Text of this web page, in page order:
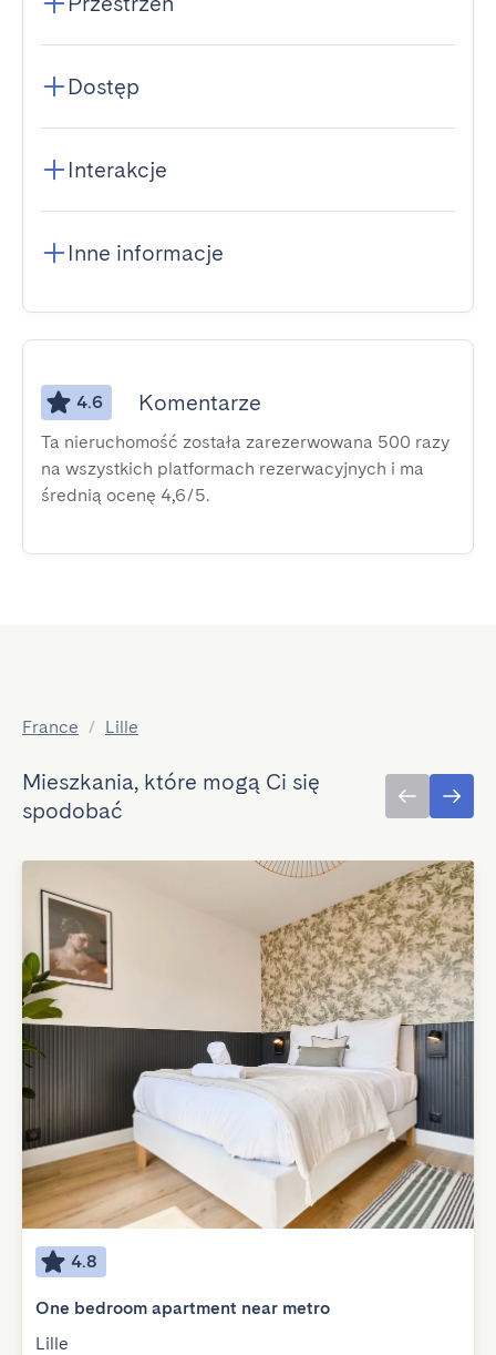
Dostęp
Interakcje
Inne informacje
4.6 Komentarze
Ta nieruchomość została zarezerwowana 500 razy
na wszystkich platformach rezerwacyjnych i ma
średnią ocenę 4,6/5.
France / Lille
Mieszkania, które mogą Ci się
spodobać
4.8
One bedroom apartment near metro
Lille